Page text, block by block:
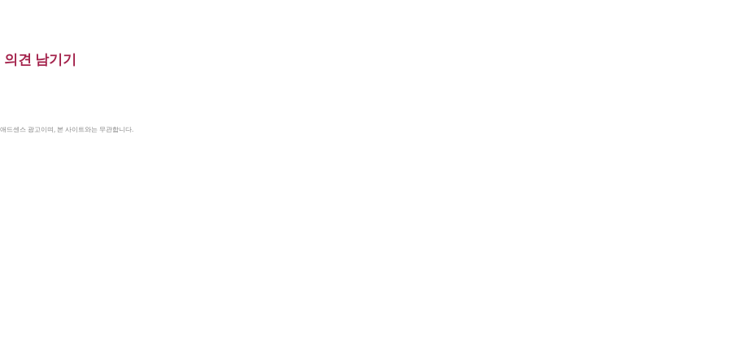
의견 남기기
드센스 광고이며, 본 사이트와는 무관합니다.